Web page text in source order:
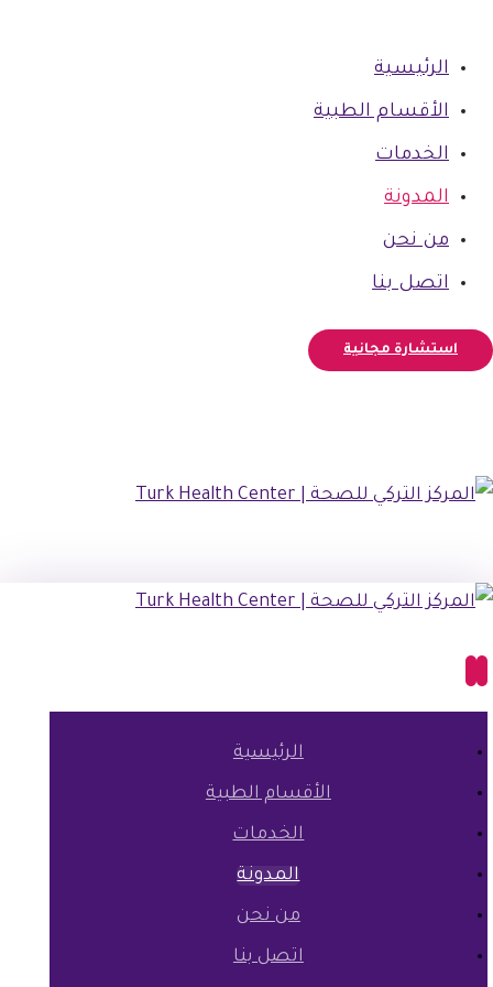
الرئيسية
الأقسام الطبية
الخدمات
المدونة
من نحن
اتصل بنا
استشارة مجانية
الرئيسية
الأقسام الطبية
الخدمات
المدونة
من نحن
اتصل بنا